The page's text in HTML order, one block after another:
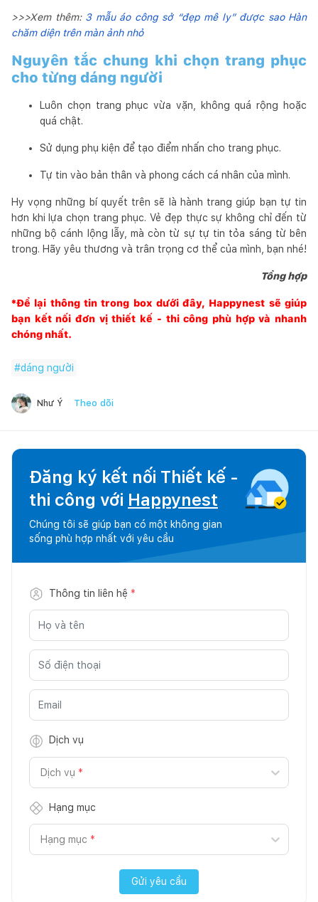
>>>Xem thêm: 3 mẫu áo công sở “đẹp mê ly” được sao Hàn
chăm diện trên màn ảnh nhỏ
Nguyên tắc chung khi chọn trang phục
cho từng dáng người
Luôn chọn trang phục vừa vặn, không quá rộng hoặc
quá chật.
Sử dụng phụ kiện để tạo điểm nhấn cho trang phục.
Tự tin vào bản thân và phong cách cá nhân của mình.
Hy vọng những bí quyết trên sẽ là hành trang giúp bạn tự tin
hơn khi lựa chọn trang phục. Vẻ đẹp thực sự không chỉ đến từ
những bộ cánh lộng lẫy, mà còn từ sự tự tin tỏa sáng từ bên
trong. Hãy yêu thương và trân trọng cơ thể của mình, bạn nhé!
Tổng hợp
*Để lại thông tin trong box dưới đây, Happynest sẽ giúp
bạn kết nối đơn vị thiết kế - thi công phù hợp và nhanh
chóng nhất.
#dáng người
Như Ý Theo dõi
Đăng ký kết nối Thiết kế -
thi công với Happynest
Chúng tôi sẽ giúp bạn có một không gian
sống phù hợp nhất với yêu cầu
Thông tin liên hệ *
Dịch vụ
Dịch vụ *
Hạng mục
Hạng mục *
Gửi yêu cầu